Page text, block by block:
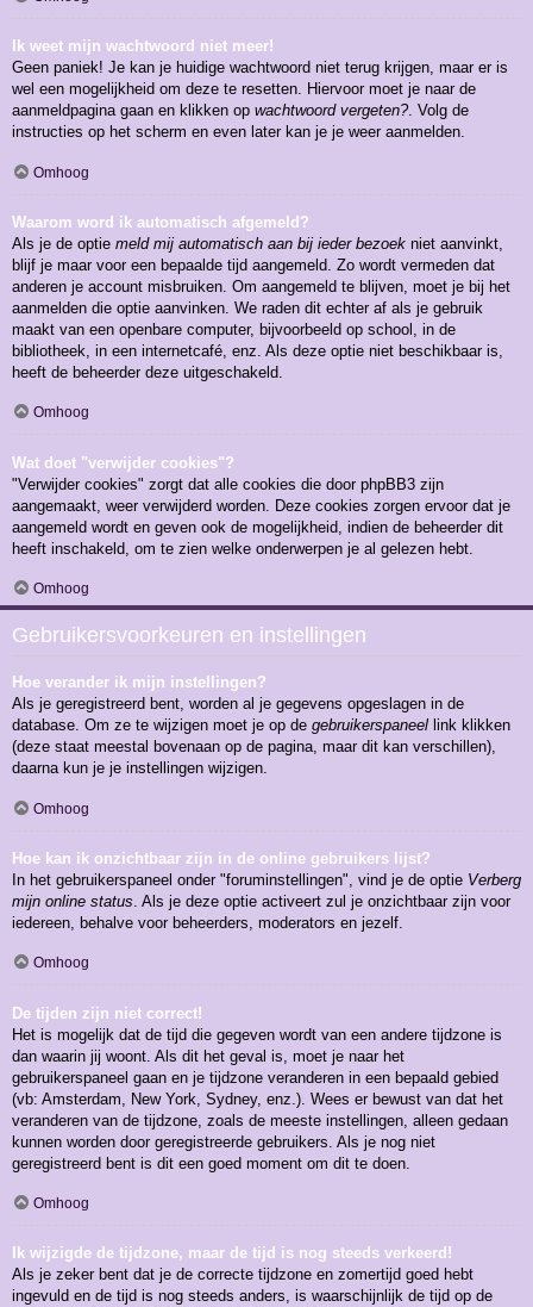
Ik weet mijn wachtwoord niet meer!
Geen paniek! Je kan je huidige wachtwoord niet terug krijgen, maar er is
wel een mogelijkheid om deze te resetten. Hiervoor moet je naar de
aanmeldpagina gaan en klikken op wachtwoord vergeten?. Volg de
instructies op het scherm en even later kan je je weer aanmelden.
Omhoog
Waarom word ik automatisch afgemeld?
Als je de optie meld mij automatisch aan bij ieder bezoek niet aanvinkt,
blijf je maar voor een bepaalde tijd aangemeld. Zo wordt vermeden dat
anderen je account misbruiken. Om aangemeld te blijven, moet je bij het
aanmelden die optie aanvinken. We raden dit echter af als je gebruik
maakt van een openbare computer, bijvoorbeeld op school, in de
bibliotheek, in een internetcafé, enz. Als deze optie niet beschikbaar is,
heeft de beheerder deze uitgeschakeld.
Omhoog
Wat doet "verwijder cookies"?
"Verwijder cookies" zorgt dat alle cookies die door phpBB3 zijn
aangemaakt, weer verwijderd worden. Deze cookies zorgen ervoor dat je
aangemeld wordt en geven ook de mogelijkheid, indien de beheerder dit
heeft inschakeld, om te zien welke onderwerpen je al gelezen hebt.
Omhoog
Gebruikersvoorkeuren en instellingen
Hoe verander ik mijn instellingen?
Als je geregistreerd bent, worden al je gegevens opgeslagen in de
database. Om ze te wijzigen moet je op de gebruikerspaneel link klikken
(deze staat meestal bovenaan op de pagina, maar dit kan verschillen),
daarna kun je je instellingen wijzigen.
Omhoog
Hoe kan ik onzichtbaar zijn in de online gebruikers lijst?
In het gebruikerspaneel onder "foruminstellingen", vind je de optie Verberg
mijn online status . Als je deze optie activeert zul je onzichtbaar zijn voor
iedereen, behalve voor beheerders, moderators en jezelf.
Omhoog
De tijden zijn niet correct!
Het is mogelijk dat de tijd die gegeven wordt van een andere tijdzone is
dan waarin jij woont. Als dit het geval is, moet je naar het
gebruikerspaneel gaan en je tijdzone veranderen in een bepaald gebied
(vb: Amsterdam, New York, Sydney, enz.). Wees er bewust van dat het
veranderen van de tijdzone, zoals de meeste instellingen, alleen gedaan
kunnen worden door geregistreerde gebruikers. Als je nog niet
geregistreerd bent is dit een goed moment om dit te doen.
Omhoog
Ik wijzigde de tijdzone, maar de tijd is nog steeds verkeerd!
Als je zeker bent dat je de correcte tijdzone en zomertijd goed hebt
ingevuld en de tijd is nog steeds anders, is waarschijnlijk de tijd op de